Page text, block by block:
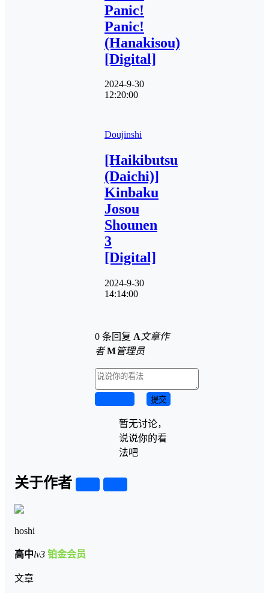
Panic!
Panic!
(Hanakisou)
[Digital]
2024-9-30
12:20:00
Doujinshi
[Haikibutsu
(Daichi)]
Kinbaku
Josou
Shounen
3
[Digital]
2024-9-30
14:14:00
0 条回复 A 文章作
者 M管理员
提交
暂无讨论，
说说你的看
法吧
关于作者
hoshi
高中lv3 铂金会员
文章